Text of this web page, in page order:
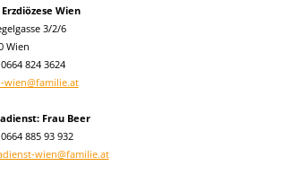
Wien
3/2/6
Wien
0664 824 3624
wien@familie.at
Frau Beer
885 93 932
wien@familie.at